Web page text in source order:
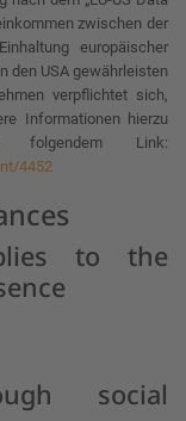
zwischen der
europäischer
den USA gewährleisten
verpflichtet sich,
Informationen hierzu
Link:
4452
to the
social